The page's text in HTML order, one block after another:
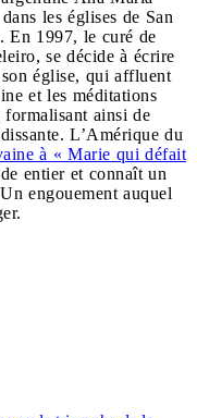
les églises de San
En 1997, le curé de
se décide à écrire
église, qui affluent
et les méditations
ainsi de
L’Amérique du
à « Marie qui défait
entier et connaît un
engouement auquel